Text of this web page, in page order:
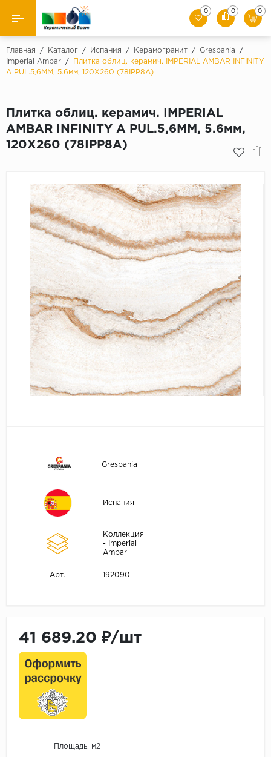
Назад
Производители
Керамогранит
Искусственный камень
Клинкер
0 0 0
Главная / Каталог / Испания / Керамогранит / Grespania
/
Imperial Ambar
/
Плитка облиц. керамич. IMPERIAL AMBAR INFINITY
A PUL.5,6MM, 5.6мм, 120X260 (78IPP8A)
Плитка облиц. керамич. IMPERIAL
AMBAR INFINITY A PUL.5,6MM, 5.6мм,
120X260 (78IPP8A)
Grespania
Испания
Коллекция
- Imperial
Ambar
Арт. 192090
41 689.20 ₽/шт
Площадь, м2